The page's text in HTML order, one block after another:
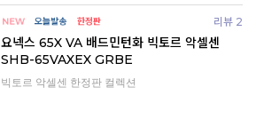
리뷰 2
요넥스 65X VA 배드민턴화 빅토르 악셀센
SHB-65VAXEX GRBE
빅토르 악셀센 한정판 컬렉션